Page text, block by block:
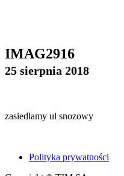
IMAG2916
25 sierpnia 2018
zasiedlamy ul snozowy
Polityka prywatności